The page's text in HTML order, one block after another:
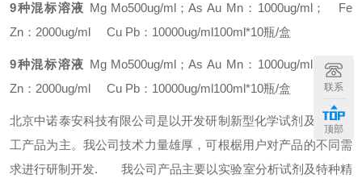
9种混标溶液 Mg Mo500ug/ml；As Au Mn：1000ug/ml； Fe
Zn：2000ug/ml Cu Pb：10000ug/ml100ml*10瓶/盒
9种混标溶液 Mg Mo500ug/ml；As Au Mn：1000ug/ml； Fe
Zn：2000ug/ml Cu Pb：10000ug/ml100ml*10瓶/盒
北京中诺泰安科技有限公司是以开发研制新型化学试剂及精细化
工产品为主。我公司技术力量雄厚，可根椐用户对产品的不同需
求进行研制开发. 我公司产品主要以实验室分析试剂及特种精
联系
顶部